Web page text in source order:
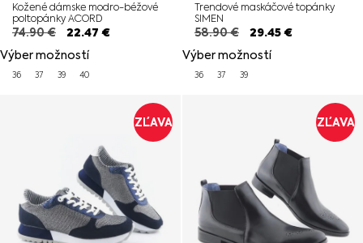
Kožené dámske modro-béžové
poltopánky ACORD
74.90€ 22.47 €
Výber možností
36 37 39 40
Trendové maskáčové topánky
SIMEN
58.90€ 29.45€
Výber možností
36 37 39
ZĽAVA ZĽAVA